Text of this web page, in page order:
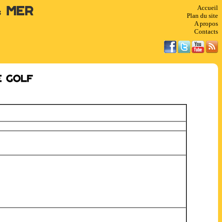
Accueil
Plan du site
A propos
Contacts
Mer
golf